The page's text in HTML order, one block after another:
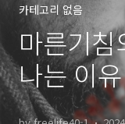
카테고리 없음
마른기
나는 이